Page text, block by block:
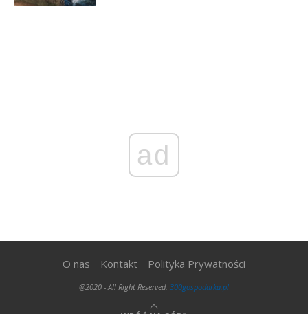
ad
O nas Kontakt Polityka Prywatności
@2020 - All Right Reserved. 300gospodarka.pl